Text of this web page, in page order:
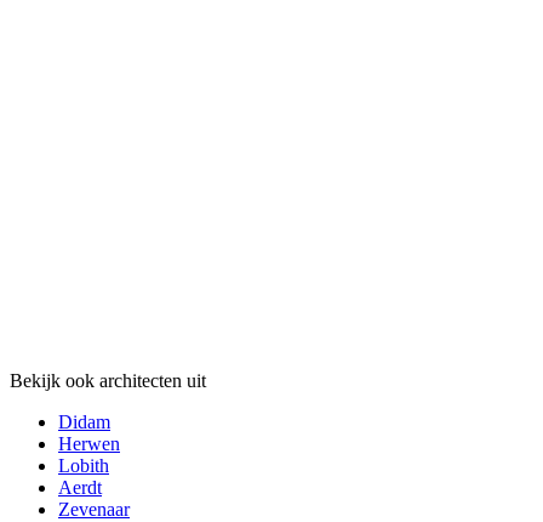
Bekijk ook architecten uit
Didam
Herwen
Lobith
Aerdt
Zevenaar